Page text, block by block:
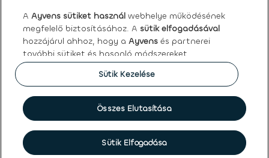
Általános felhasználási feltételek
Ayvens | LeasePlan Hungária Zrt.
Sütik Globális adatvédelmi nyilatkozat
feltételek
2026 Ayvens.
AAyvens sütiket használ webhelye működésének
megfelelő biztosításához. A sütik elfogadásával
hozzájárul ahhoz, hogy aAyvens és partnerei
további sütiket és hasonló módszereket
használjanak a webhely forgalmának és online
viselkedésének elemzésére, közösségi média
hirdetések személyre szabására a weboldalunkon
belül és kívül.
A sütiket bármikor kezelheti, hozzájárulását
visszavonhatja. Ez nem érinti ezen sütik
Sütik Kezelése
Összes Elutasítása
Sütik Elfogadása